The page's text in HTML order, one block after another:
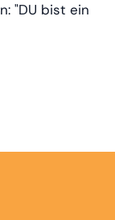
"DU bist ein